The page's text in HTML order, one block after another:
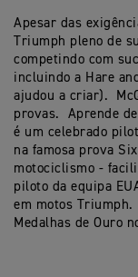
Apesar das
Triumph pleno de
competindo com
incluindo a Hare
ajudou a criar).
provas. Aprende
é um celebrado
na famosa prova
motociclismo -
piloto da equipa
em motos
Medalhas de Ouro